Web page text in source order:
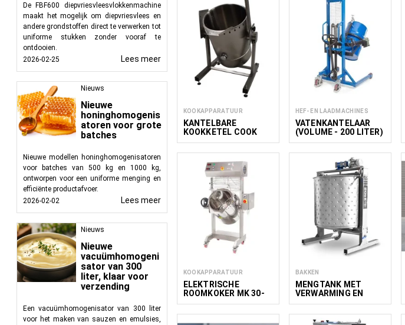
De FBF600 diepvriesvleesvlokkenmachine
maakt het mogelijk om diepvriesvlees en
andere grondstoffen direct te verwerken tot
uniforme stukken zonder vooraf te
ontdooien.
2026-02-25
Lees meer
Nieuws
Nieuwe
honinghomogenis
atoren voor grote
batches
Nieuwe modellen honinghomogenisatoren
voor batches van 500 kg en 1000 kg,
ontworpen voor een uniforme menging en
efficiënte productafvoer.
2026-02-02
Lees meer
Nieuws
Nieuwe
vacuümhomogeni
sator van 300
liter, klaar voor
verzending
Een vacuümhomogenisator van 300 liter
voor het maken van sauzen en emulsies,
KOOKAPPARATUUR
KANTELBARE
KOOKKETEL COOK
MAK 50-100L
HEF- EN LAADMACHINES
VATENKANTELAAR
(VOLUME - 200 LITER)
KOOKAPPARATUUR
ELEKTRISCHE
ROOMKOKER MK 30-
120
BAKKEN
MENGTANK MET
VERWARMING EN
KOELING ACM